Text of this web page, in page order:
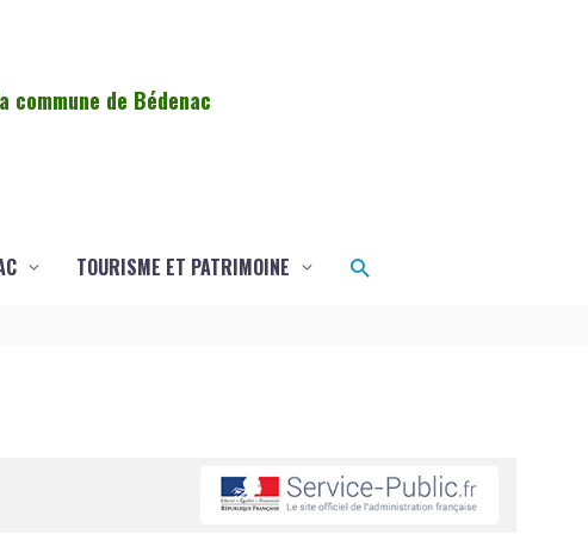
commune de Bédenac
TOURISME ET PATRIMOINE Rechercher